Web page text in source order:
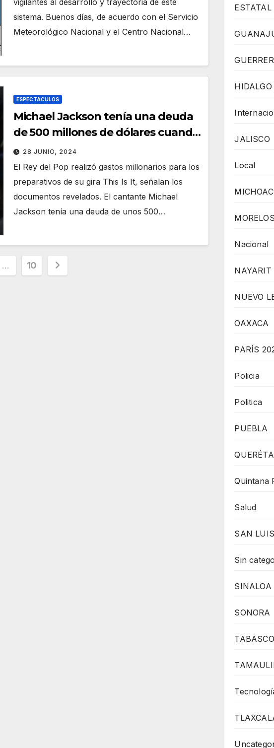
vigilantes al desarrollo y trayectoria de este
sistema. Buenos días, de acuerdo con el Servicio
Meteorológico Nacional y el Centro Nacional…
ESPECTACULOS
Michael Jackson tenía una deuda
de 500 millones de dólares cuando
falleció
28 JUNIO, 2024
El Rey del Pop realizó gastos millonarios para los
preparativos de su gira This Is It, señalan los
documentos revelados. El cantante Michael
Jackson tenía una deuda de unos 500…
… 10
ESTATAL
HIDALGO
JALISCO
Local
MORELOS
Nacional
NAYARIT
NUEVO
OAXACA
PARÍS
Policia
Politica
PUEBLA
Quintana
Salud
SAN
Sin
SINALOA
SONORA
TABASCO